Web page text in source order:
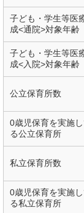
子ども・学生等医
成<通院>対象年齢
子ども・学生等医
成<入院>対象年齢
公立保育所数
0歳児保育を実施
る公立保育所
私立保育所数
0歳児保育を実施
る私立保育所